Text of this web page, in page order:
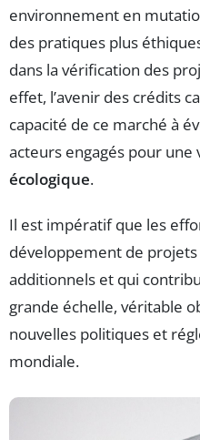
environnement en
des pratiques plus
dans la vérification des
effet, l’avenir des crédits
capacité de ce marché à
acteurs engagés pour une
écologique.
Il est impératif que les
développement de
additionnels et qui
grande échelle, véritable
nouvelles politiques et
mondiale.